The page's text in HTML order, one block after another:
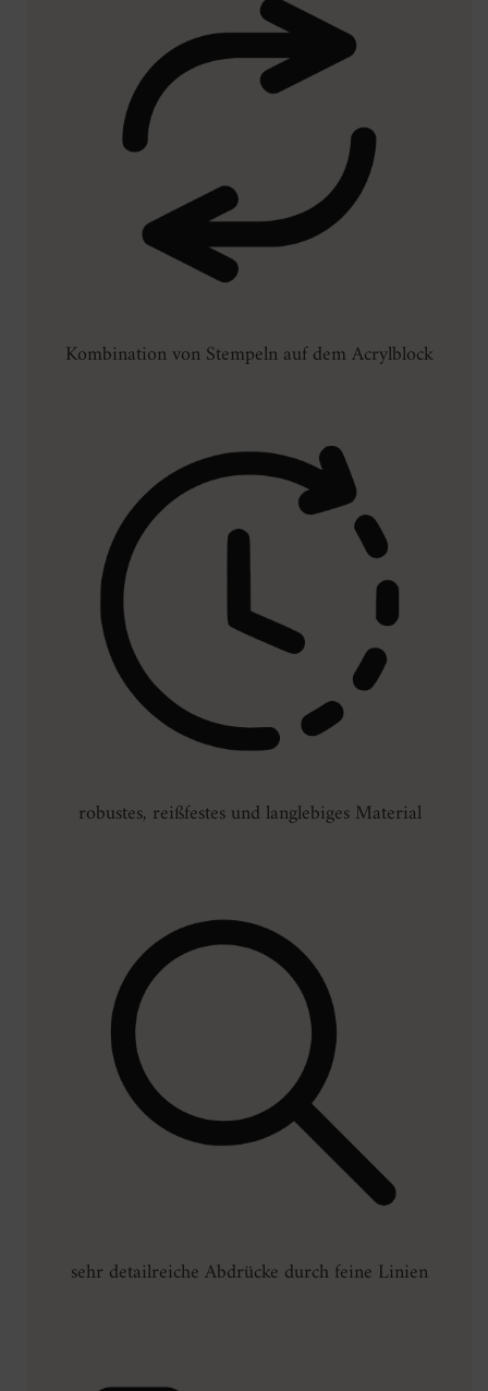
Kombination von Stempeln auf dem Acrylblock
robustes, reißfestes und langlebiges Material
sehr detailreiche Abdrücke durch feine Linien